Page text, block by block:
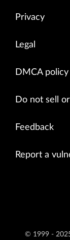
Privacy
Legal
DMCA policy
Do not sell
Feedback
Report a
© 1999 -